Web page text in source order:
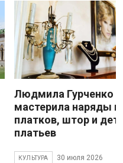
Людмила Гурченко
мастерила наряды
платков, штор и
платьев
КУЛЬТУРА 30 июля 2026